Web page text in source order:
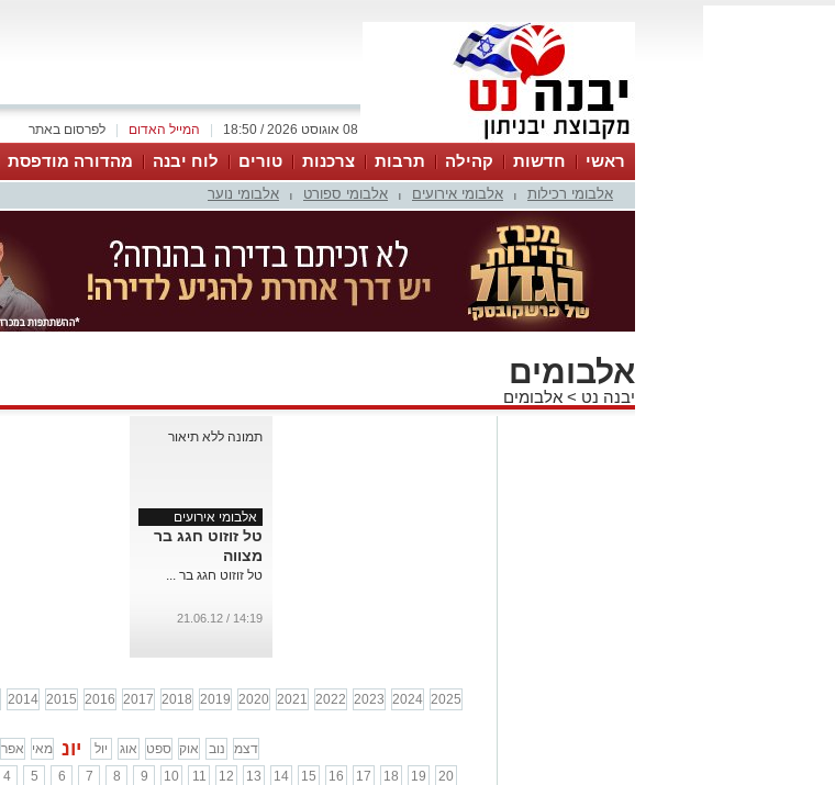
לפרסום באתר המייל האדום 08 אוגוסט 2026 / 18:50
ראשי חדשות קהילה תרבות צרכנות טורים לוח יבנה מהדורה מודפסת
אלבומי רכילות אלבומי אירועים אלבומי ספורט אלבומי נוער
אלבומים
יבנה נט > אלבומים
אלבומי אירועים
טל זוזוט חגג בר
מצווה
טל זוזוט חגג בר ...
14:19 / 21.06.12
2014 2015 2016 2017 2018 2019 2020 2021 2022 2023 2024 2025
אפר מאי יונ יול אוג ספט אוק נוב
דצמ
4 5 6 7 8 9 10 11 12 13 14 15 16 17 18 19 20